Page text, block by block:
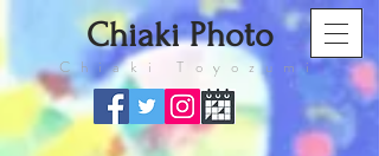
​Chiaki Photo
​Chiaki Toyozumi